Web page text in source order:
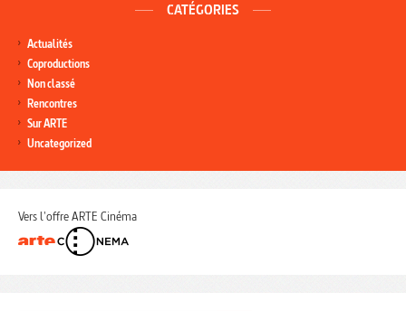
CATÉGORIES
Actualités
Coproductions
Non classé
Rencontres
Sur ARTE
Uncategorized
Vers l'offre ARTE Cinéma